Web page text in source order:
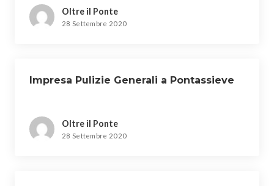
Oltre il Ponte
28 Settembre 2020
Impresa Pulizie Generali a Pontassieve
Oltre il Ponte
28 Settembre 2020